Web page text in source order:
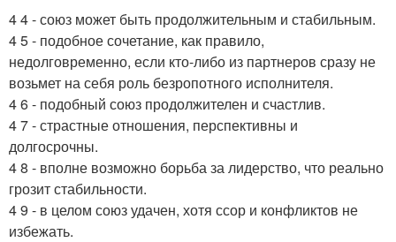
4 4 - союз может быть продолжительным и стабильным.
4 5 - подобное сочетание, как правило,
недолговременно, если кто-либо из партнеров сразу не
возьмет на себя роль безропотного исполнителя.
4 6 - подобный союз продолжителен и счастлив.
4 7 - страстные отношения, перспективны и
долгосрочны.
4 8 - вполне возможно борьба за лидерство, что реально
грозит стабильности.
4 9 - в целом союз удачен, хотя ссор и конфликтов не
избежать.